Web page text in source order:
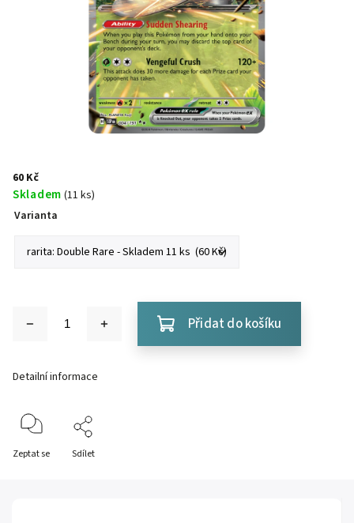
60 Kč
Skladem (11 ks)
Varianta
Přidat do košíku
Detailní informace
Zeptat se Sdílet